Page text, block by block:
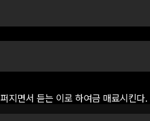
퍼지면서 듣는 이로 하여금 매료시킨다.